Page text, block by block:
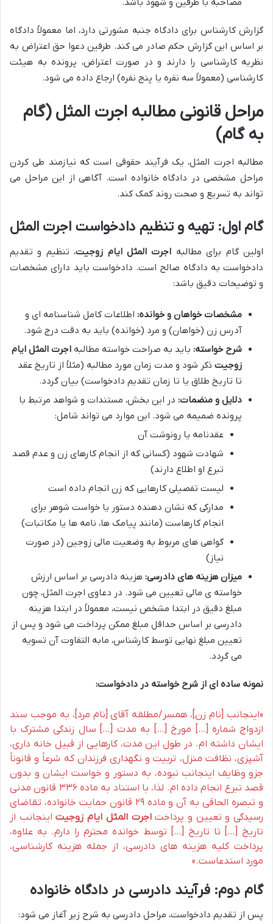
گزارش کارشناس برای دادگاه جنبه مشورتی دارد، اما معمولاً دادگاه
بر اساس این گزارش حکم صادر می کند. طرفین دعوا حق اعتراض به
نظریه کارشناسی را دارند و در صورت اعتراض، پرونده به هیئت
کارشناسی (معمولاً سه نفره یا پنج نفره) ارجاع داده می شود.
مراحل قانونی مطالبه اجرت المثل (گام
به گام)
مطالبه اجرت المثل، یک فرآیند حقوقی است که نیازمند طی کردن
مراحل مشخصی در دادگاه خانواده است. آگاهی از این مراحل می
تواند به تسریع و صحت روند کمک کند.
گام اول: تهیه و تنظیم دادخواست اجرت المثل
اولین گام برای مطالبه اجرت المثل ایام زوجیت، تنظیم و تقدیم
دادخواست به دادگاه صالح است. دادخواست باید دارای مشخصات
و توضیحات دقیق باشد:
مشخصات خواهان و خوانده: اطلاعات کامل شناسنامه ای و
آدرس زن (خواهان) و مرد (خوانده) باید به دقت درج شود.
شرح خواسته: باید به صراحت خواسته مطالبه اجرت المثل ایام
زوجیت ذکر شود و مدت زمان مورد مطالبه (مثلاً از تاریخ عقد
تا تاریخ طلاق یا تا زمان تقدیم دادخواست) بیان گردد.
دلایل و منضمات: در این بخش، مستندات و شواهد مرتبط با
پرونده ضمیمه می شود. این موارد می تواند شامل:
عقدنامه یا رونوشت آن
شهادت شهود (کسانی که از انجام کارهای زن و عدم قصد
تبرع او اطلاع دارند)
لیست تفصیلی کارهایی که زن انجام داده است
مدارکی که نشان دهنده دستور یا خواست شوهر برای
انجام کارهاست (مانند پیامک ها، نامه ها یا مکاتبات)
گواهی های مربوط به وضعیت مالی زوجین (در صورت
نیاز)
میزان هزینه های دادرسی: هزینه دادرسی بر اساس ارزش
خواسته ی مالی تعیین می شود. در دعاوی اجرت المثل، چون
مبلغ دقیق در ابتدا مشخص نیست، معمولاً در ابتدا هزینه
دادرسی بر اساس حداقل مبلغ ممکن پرداخت می شود و پس از
تعیین مبلغ نهایی توسط کارشناس، مابه التفاوت آن تسویه
می گردد.
نمونه ساده ای از شرح خواسته در دادخواست:
«اینجانب [نام زن]، همسر/مطلقه آقای [نام مرد]، به موجب سند
ازدواج شماره […] مورخ […] به مدت […] سال زندگی مشترک با
ایشان داشته ام. در طول این مدت، کارهایی از قبیل خانه داری،
آشپزی، نظافت منزل، تربیت و نگهداری فرزندان که شرعاً و قانوناً
جزو وظایف اینجانب نبوده، به دستور و خواست ایشان و بدون
قصد تبرع انجام داده ام. لذا، با استناد به ماده ۳۳۶ قانون مدنی
و تبصره الحاقی به آن و ماده ۲۹ قانون حمایت خانواده، تقاضای
رسیدگی و تعیین و پرداختاجرت المثل ایام زوجیتاینجانب از
تاریخ […] تا تاریخ […] توسط خوانده محترم را دارم. به علاوه،
پرداخت کلیه هزینه های دادرسی، از جمله هزینه کارشناسی،
مورد استدعاست.»
گام دوم: فرآیند دادرسی در دادگاه خانواده
پس از تقدیم دادخواست، مراحل دادرسی به شرح زیر آغاز می شود: